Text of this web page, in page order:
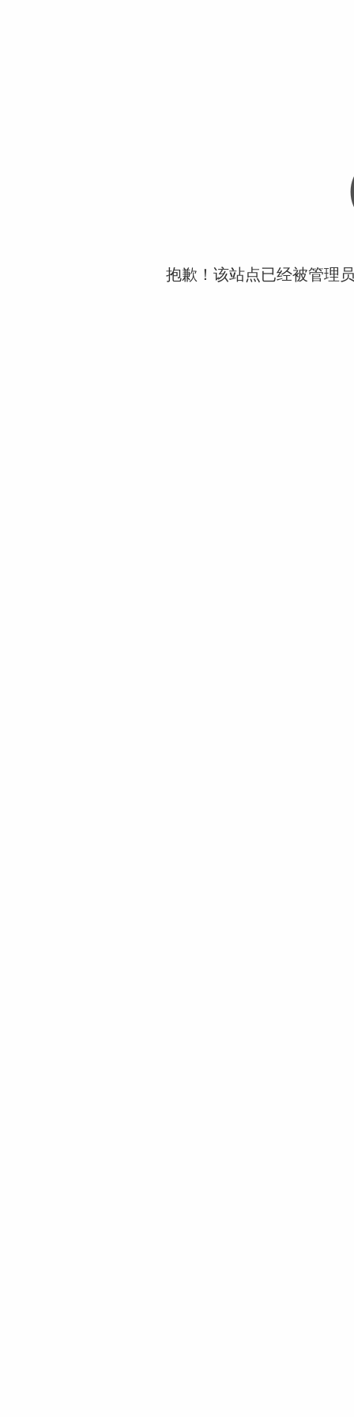
抱歉！该站点已经被管理